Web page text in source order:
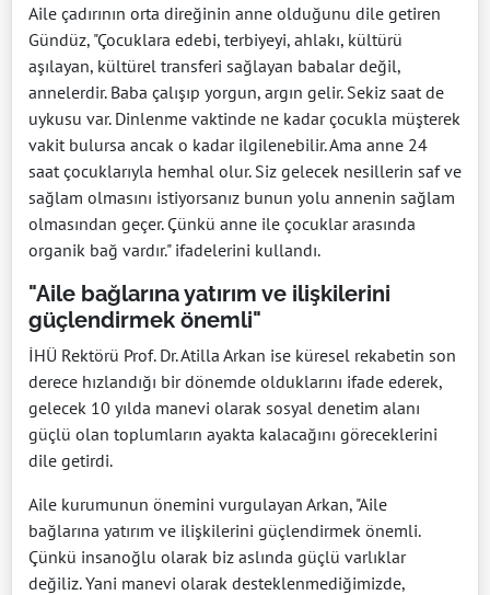
Aile çadırının orta direğinin anne olduğunu dile getiren
Gündüz, "Çocuklara edebi, terbiyeyi, ahlakı, kültürü
aşılayan, kültürel transferi sağlayan babalar değil,
annelerdir. Baba çalışıp yorgun, argın gelir. Sekiz saat de
uykusu var. Dinlenme vaktinde ne kadar çocukla müşterek
vakit bulursa ancak o kadar ilgilenebilir. Ama anne 24
saat çocuklarıyla hemhal olur. Siz gelecek nesillerin saf ve
sağlam olmasını istiyorsanız bunun yolu annenin sağlam
olmasından geçer. Çünkü anne ile çocuklar arasında
organik bağ vardır." ifadelerini kullandı.
"Aile bağlarına yatırım ve ilişkilerini
güçlendirmek önemli"
İHÜ Rektörü Prof. Dr. Atilla Arkan ise küresel rekabetin son
derece hızlandığı bir dönemde olduklarını ifade ederek,
gelecek 10 yılda manevi olarak sosyal denetim alanı
güçlü olan toplumların ayakta kalacağını göreceklerini
dile getirdi.
Aile kurumunun önemini vurgulayan Arkan, "Aile
bağlarına yatırım ve ilişkilerini güçlendirmek önemli.
Çünkü insanoğlu olarak biz aslında güçlü varlıklar
değiliz. Yani manevi olarak desteklenmediğimizde,